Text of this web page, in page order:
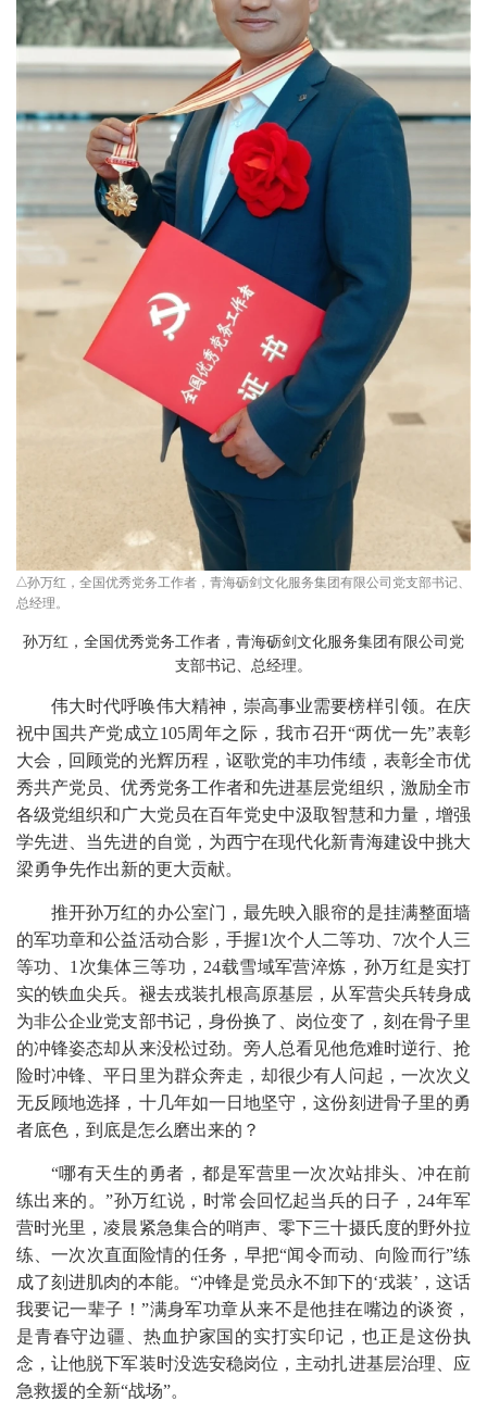
孙万红，全国优秀党务工作者，青海砺剑文化服务集团有限公司党支部书记、
总经理。
孙万红，全国优秀党务工作者，青海砺剑文化服务集团有限公司党
支部书记、总经理。
伟大时代呼唤伟大精神，崇高事业需要榜样引领。在庆
祝中国共产党成立105周年之际，我市召开“两优一先”表彰
大会，回顾党的光辉历程，讴歌党的丰功伟绩，表彰全市优
秀共产党员、优秀党务工作者和先进基层党组织，激励全市
各级党组织和广大党员在百年党史中汲取智慧和力量，增强
学先进、当先进的自觉，为西宁在现代化新青海建设中挑大
梁勇争先作出新的更大贡献。
推开孙万红的办公室门，最先映入眼帘的是挂满整面墙
的军功章和公益活动合影，手握1次个人二等功、7次个人三
等功、1次集体三等功，24载雪域军营淬炼，孙万红是实打
实的铁血尖兵。褪去戎装扎根高原基层，从军营尖兵转身成
为非公企业党支部书记，身份换了、岗位变了，刻在骨子里
的冲锋姿态却从来没松过劲。旁人总看见他危难时逆行、抢
险时冲锋、平日里为群众奔走，却很少有人问起，一次次义
无反顾地选择，十几年如一日地坚守，这份刻进骨子里的勇
者底色，到底是怎么磨出来的？
“哪有天生的勇者，都是军营里一次次站排头、冲在前
练出来的。”孙万红说，时常会回忆起当兵的日子，24年军
营时光里，凌晨紧急集合的哨声、零下三十摄氏度的野外拉
练、一次次直面险情的任务，早把“闻令而动、向险而行”练
成了刻进肌肉的本能。“冲锋是党员永不卸下的‘戎装’，这话
我要记一辈子！”满身军功章从来不是他挂在嘴边的谈资，
是青春守边疆、热血护家国的实打实印记，也正是这份执
念，让他脱下军装时没选安稳岗位，主动扎进基层治理、应
急救援的全新“战场”。